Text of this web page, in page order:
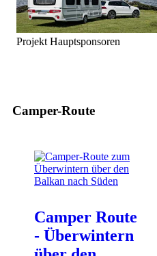
Projekt Hauptsponsoren
Camper-Route
Camper Route
- Überwintern